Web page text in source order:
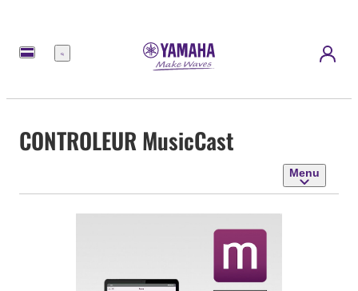
Menu
CONTROLEUR MusicCast
Menu